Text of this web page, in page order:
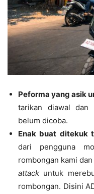
Peforma yang asik
tarikan diawal dan
belum dicoba.
Enak buat ditekuk
dari pengguna
rombongan kami
attack untuk
rombongan. Disini